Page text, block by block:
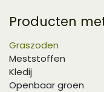
Producten
Graszoden
Meststoffen
Kledij
Openbaar groen